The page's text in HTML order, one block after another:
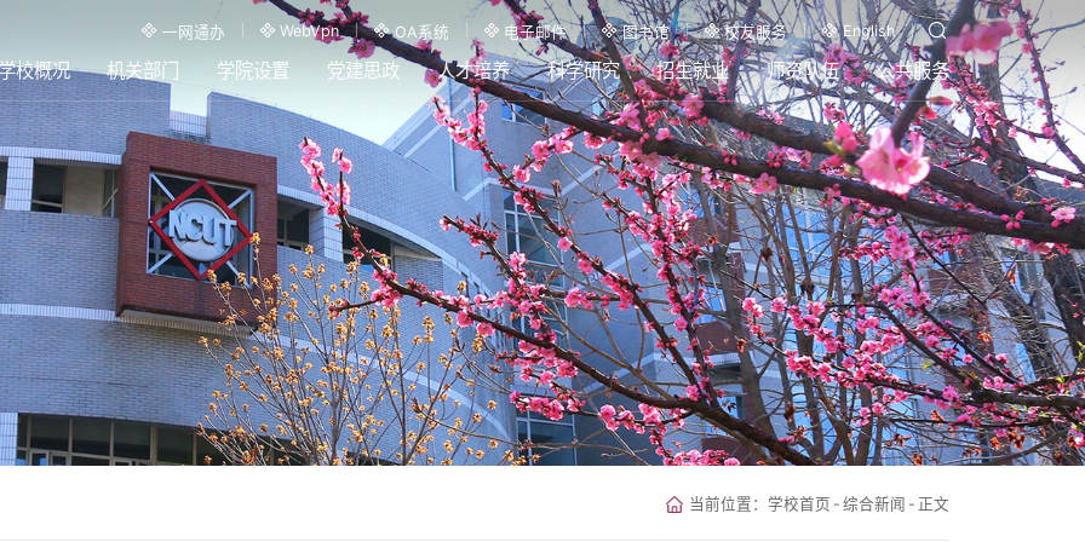
一网通办 WebVpn OA系统 电子邮件 图书馆 校友服务 English
校概况 机关部门 学院设置 党建思政 人才培养 科学研究 招生就业 师资队伍 公共服务
当前位置： 学校首页 - 综合新闻 - 正文